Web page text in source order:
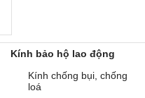
Kính bảo hộ lao động
Kính chống bụi, chống
loá